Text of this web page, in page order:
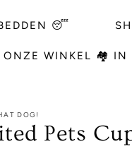
😴
ONZE WINKEL 🏘 IN
DOG!
Pets